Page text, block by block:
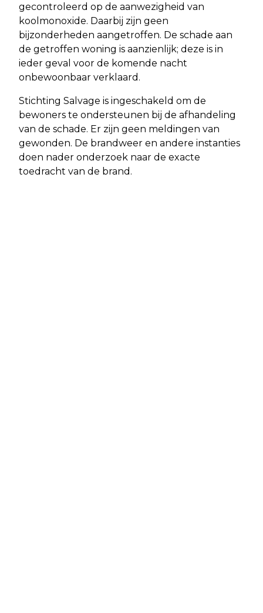
gecontroleerd op de aanwezigheid van
koolmonoxide. Daarbij zijn geen
bijzonderheden aangetroffen. De schade aan
de getroffen woning is aanzienlijk; deze is in
ieder geval voor de komende nacht
onbewoonbaar verklaard.
Stichting Salvage is ingeschakeld om de
bewoners te ondersteunen bij de afhandeling
van de schade. Er zijn geen meldingen van
gewonden. De brandweer en andere instanties
doen nader onderzoek naar de exacte
toedracht van de brand.